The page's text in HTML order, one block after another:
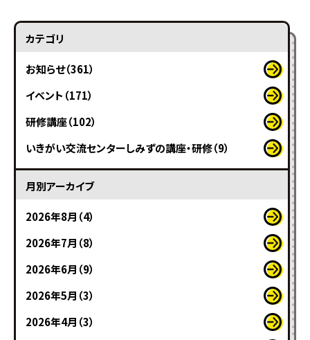
カテゴリ
お知らせ（361）
イベント（171）
研修講座（102）
いきがい交流センターしみずの講座・研修（9）
月別アーカイブ
2026年8月（4）
2026年7月（8）
2026年6月（9）
2026年5月（3）
2026年4月（3）